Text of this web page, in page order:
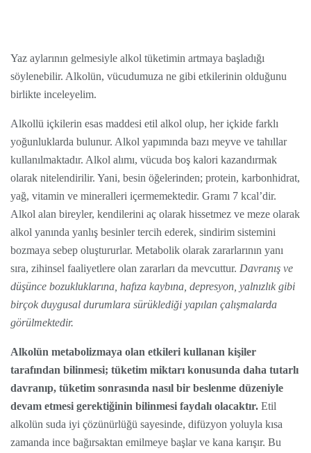
Yaz aylarının gelmesiyle alkol tüketimin artmaya başladığı
söylenebilir. Alkolün, vücudumuza ne gibi etkilerinin olduğunu
birlikte inceleyelim.
Alkollü içkilerin esas maddesi etil alkol olup, her içkide farklı
yoğunluklarda bulunur. Alkol yapımında bazı meyve ve tahıllar
kullanılmaktadır. Alkol alımı, vücuda boş kalori kazandırmak
olarak nitelendirilir. Yani, besin öğelerinden; protein, karbonhidrat,
yağ, vitamin ve mineralleri içermemektedir. Gramı 7 kcal’dir.
Alkol alan bireyler, kendilerini aç olarak hissetmez ve meze olarak
alkol yanında yanlış besinler tercih ederek, sindirim sistemini
bozmaya sebep oluştururlar. Metabolik olarak zararlarının yanı
sıra, zihinsel faaliyetlere olan zararları da mevcuttur. Davranış ve
düşünce bozukluklarına, hafıza kaybına, depresyon, yalnızlık gibi
birçok duygusal durumlara sürüklediği yapılan çalışmalarda
görülmektedir.
Alkolün metabolizmaya olan etkileri kullanan kişiler
tarafından bilinmesi; tüketim miktarı konusunda daha tutarlı
davranıp, tüketim sonrasında nasıl bir beslenme düzeniyle
devam etmesi gerektiğinin bilinmesi faydalı olacaktır. Etil
alkolün suda iyi çözünürlüğü sayesinde, difüzyon yoluyla kısa
zamanda ince bağırsaktan emilmeye başlar ve kana karışır. Bu